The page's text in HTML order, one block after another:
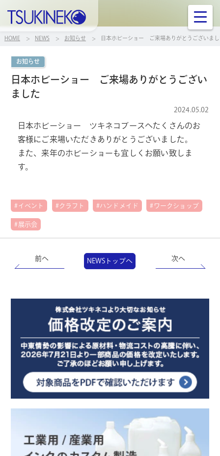
製品情報
ご案内
サポート
お問い合せ
リンク
YoutubeInstagram
X
HOME NEWS お知らせ 日本ホビーショー ご来場ありがとうございま
お知らせ
日本ホビーショー ご来場ありがとうござい
ました
2024.05.02
日本ホビーショー ツキネコブースへたくさんのお
客様にご来場いただきありがとうございました。
また、来年のホビーショーも宜しくお願い致しま
す。
#イベント #クラフト #ハンドメイド #ワークショップ
#展示会
前へ NEWSトップへ 次へ